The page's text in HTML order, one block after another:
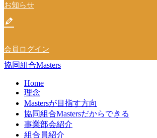
お知らせ
会員ログイン
協同組合Masters
Home
理念
Mastersが目指す方向
協同組合Mastersだからできる
事業部会紹介
組合員紹介